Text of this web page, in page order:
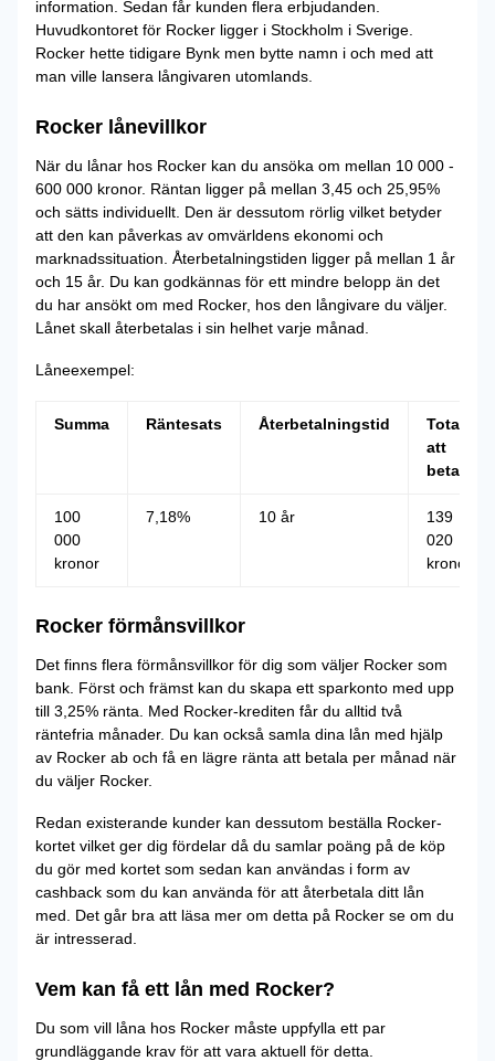
information. Sedan får kunden flera erbjudanden.
Huvudkontoret för Rocker ligger i Stockholm i Sverige.
Rocker hette tidigare Bynk men bytte namn i och med att
man ville lansera långivaren utomlands.
Rocker lånevillkor
När du lånar hos Rocker kan du ansöka om mellan 10 000 -
600 000 kronor. Räntan ligger på mellan 3,45 och 25,95%
och sätts individuellt. Den är dessutom rörlig vilket betyder
att den kan påverkas av omvärldens ekonomi och
marknadssituation. Återbetalningstiden ligger på mellan 1 år
och 15 år. Du kan godkännas för ett mindre belopp än det
du har ansökt om med Rocker, hos den långivare du väljer.
Lånet skall återbetalas i sin helhet varje månad.
Låneexempel:
Summa Räntesats Återbetalningstid
Totalt
att
betala
100
000
kronor
7,18% 10 år
139
020
kronor
Rocker förmånsvillkor
Det finns flera förmånsvillkor för dig som väljer Rocker som
bank. Först och främst kan du skapa ett sparkonto med upp
till 3,25% ränta. Med Rocker-krediten får du alltid två
räntefria månader. Du kan också samla dina lån med hjälp
av Rocker ab och få en lägre ränta att betala per månad när
du väljer Rocker.
Redan existerande kunder kan dessutom beställa Rocker-
kortet vilket ger dig fördelar då du samlar poäng på de köp
du gör med kortet som sedan kan användas i form av
cashback som du kan använda för att återbetala ditt lån
med. Det går bra att läsa mer om detta på Rocker se om du
är intresserad.
Vem kan få ett lån med Rocker?
Du som vill låna hos Rocker måste uppfylla ett par
grundläggande krav för att vara aktuell för detta.